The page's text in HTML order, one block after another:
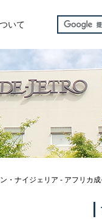
いて
・ナイジェリア - アフリカ